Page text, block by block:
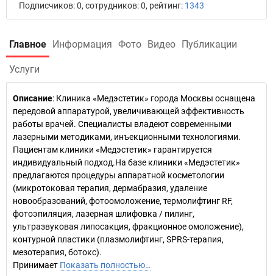
Подписчиков: 0, сотрудников: 0, рейтинг: 1343
Главное Информация Фото Видео Публикации
Услуги
Описание: Клиника «Медэстетик» города Москвы оснащена
передовой аппаратурой, увеличивающей эффективность
работы врачей. Специалисты владеют современными
лазерными методиками, инъекционными технологиями.
Пациентам клиники «Медэстетик» гарантируется
индивидуальный подход.На базе клиники «Медэстетик»
предлагаются процедуры аппаратной косметологии
(микротоковая терапия, дермабразия, удаление
новообразований, фотоомоложение, термолифтинг RF,
фотоэпиляция, лазерная шлифовка / пилинг,
ультразвуковая липосакция, фракционное омоложение),
контурной пластики (плазмолифтинг, SPRS-терапия,
мезотерапия, ботокс).
Принимает Показать полностью…